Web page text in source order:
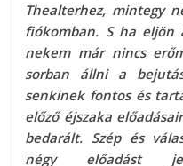
Thealterhez, mintegy
fiókomban. S ha eljön
nekem már nincs
sorban állni a
senkinek fontos és
előző éjszaka
bedarált. Szép és
négy előadást